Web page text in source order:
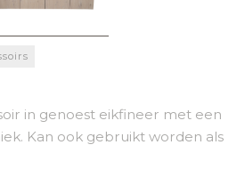
in genoest eikfineer met een
Kan ook gebruikt worden als